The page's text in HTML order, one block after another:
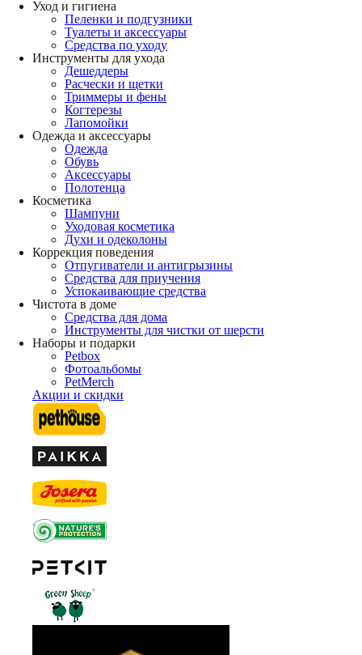
Уход и гигиена
Пеленки и подгузники
Туалеты и аксессуары
Средства по уходу
Инструменты для ухода
Дешеддеры
Расчески и щетки
Триммеры и фены
Когтерезы
Лапомойки
Одежда и аксессуары
Одежда
Обувь
Аксессуары
Полотенца
Косметика
Шампуни
Уходовая косметика
Духи и одеколоны
Коррекция поведения
Отпугиватели и антигрызины
Средства для приучения
Успокаивающие средства
Чистота в доме
Средства для дома
Инструменты для чистки от шерсти
Наборы и подарки
Petbox
Фотоальбомы
PetMerch
Акции и скидки